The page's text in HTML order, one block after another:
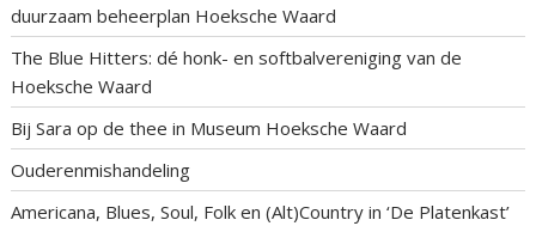
duurzaam beheerplan Hoeksche Waard
The Blue Hitters: dé honk- en softbalvereniging van de
Hoeksche Waard
Bij Sara op de thee in Museum Hoeksche Waard
Ouderenmishandeling
Americana, Blues, Soul, Folk en (Alt)Country in ‘De Platenkast’